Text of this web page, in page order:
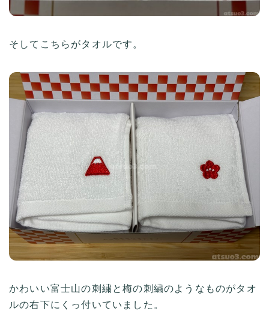
そしてこちらがタオルです。
かわいい富士山の刺繍と梅の刺繍のようなものがタオ
ルの右下にくっ付いていました。